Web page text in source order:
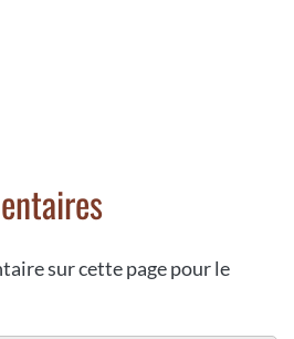
sur cette page pour le